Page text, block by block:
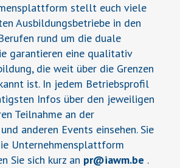
stellt euch viele
Ausbildungsbetriebe in den
rund um die duale
garantieren eine qualitativ
die weit über die Grenzen
ist. In jedem Betriebsprofil
Infos über den jeweiligen
Teilnahme an der
anderen Events einsehen. Sie
Unternehmensplattform
Sie sich kurz an pr@iawm.be .